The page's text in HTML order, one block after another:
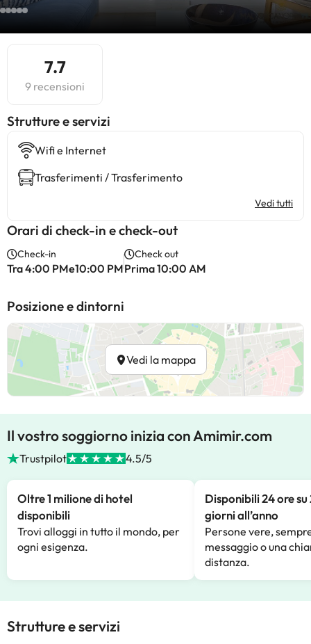
7.7
9 recensioni
​Strutture e servizi
Wifi e Internet
Trasferimenti / Trasferimento
Vedi tutti
Orari di check-in e check-out
Check-in
Tra 4:00 PMe10:00 PM
Check out
Prima 10:00 AM
Posizione e dintorni
Vedi la mappa
Il vostro soggiorno inizia con Amimir.com
Trustpilot 4.5/5
Oltre 1 milione di hotel
disponibili
Trovi alloggi in tutto il mondo, per
ogni esigenza.
Disponibili 24 ore su
giorni all’anno
Persone vere,
messaggio o una
distanza.
Strutture e servizi